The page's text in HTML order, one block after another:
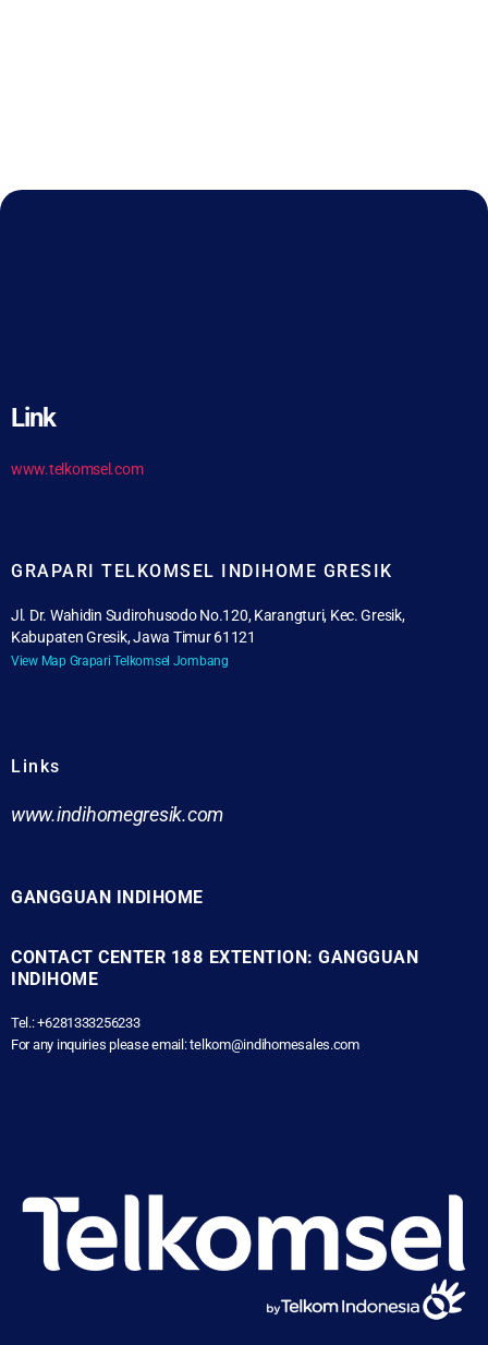
Link
www.telkomsel.com
GRAPARI TELKOMSEL INDIHOME GRESIK
Jl. Dr. Wahidin Sudirohusodo No.120, Karangturi, Kec. Gresik,
Kabupaten Gresik, Jawa Timur 61121
View Map Grapari Telkomsel Jombang
Links
www.indihomegresik.com
GANGGUAN INDIHOME
CONTACT CENTER 188 EXTENTION: GANGGUAN
INDIHOME
Tel.: +6281333256233
For any inquiries please email: telkom@indihomesales.com